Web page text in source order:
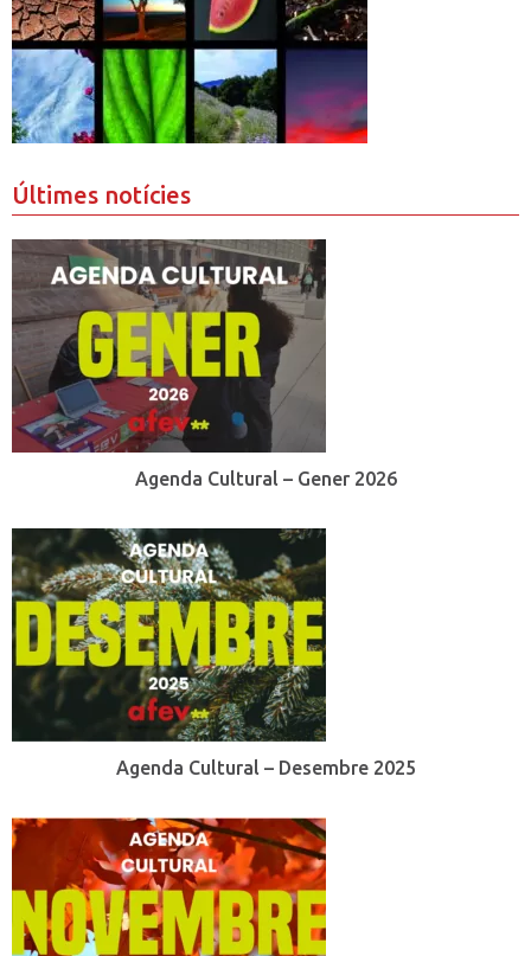
Últimes notícies
Agenda Cultural – Gener 2026
Agenda Cultural – Desembre 2025